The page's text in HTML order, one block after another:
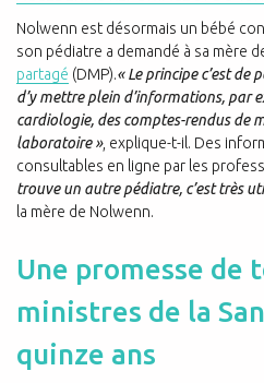
Nolwenn est désormais un bébé
son pédiatre a demandé à sa mère
partagé (DMP).« Le principe c’est
d’y mettre plein d’informations, par
cardiologie, des comptes-rendus de
laboratoire », explique-t-il. Des
consultables en ligne par les
trouve un autre pédiatre, c’est très
la mère de Nolwenn.
Une promesse de
ministres de la
quinze ans